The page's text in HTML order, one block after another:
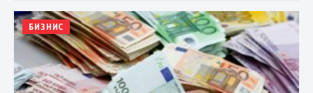
БИЗНИС